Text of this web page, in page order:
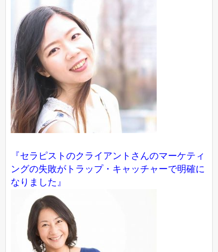
『セラピストのクライアントさんのマーケティ
ングの失敗がトラップ・キャッチャーで明確に
なりました』